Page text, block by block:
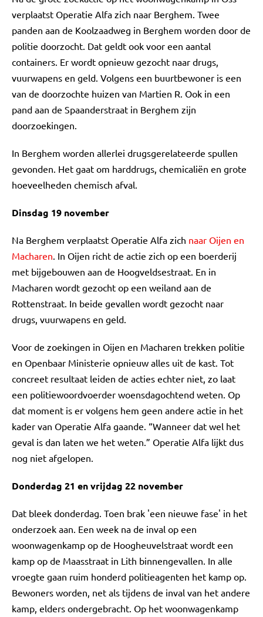
verplaatst Operatie Alfa zich naar Berghem. Twee
panden aan de Koolzaadweg in Berghem worden door de
politie doorzocht. Dat geldt ook voor een aantal
containers. Er wordt opnieuw gezocht naar drugs,
vuurwapens en geld. Volgens een buurtbewoner is een
van de doorzochte huizen van Martien R. Ook in een
pand aan de Spaanderstraat in Berghem zijn
doorzoekingen.
In Berghem worden allerlei drugsgerelateerde spullen
gevonden. Het gaat om harddrugs, chemicaliën en grote
hoeveelheden chemisch afval.
Dinsdag 19 november
Na Berghem verplaatst Operatie Alfa zich naar Oijen en
Macharen . In Oijen richt de actie zich op een boerderij
met bijgebouwen aan de Hoogveldsestraat. En in
Macharen wordt gezocht op een weiland aan de
Rottenstraat. In beide gevallen wordt gezocht naar
drugs, vuurwapens en geld.
Voor de zoekingen in Oijen en Macharen trekken politie
en Openbaar Ministerie opnieuw alles uit de kast. Tot
concreet resultaat leiden de acties echter niet, zo laat
een politiewoordvoerder woensdagochtend weten. Op
dat moment is er volgens hem geen andere actie in het
kader van Operatie Alfa gaande. “Wanneer dat wel het
geval is dan laten we het weten.” Operatie Alfa lijkt dus
nog niet afgelopen.
Donderdag 21 en vrijdag 22 november
Dat bleek donderdag. Toen brak 'een nieuwe fase' in het
onderzoek aan. Een week na de inval op een
woonwagenkamp op de Hoogheuvelstraat wordt een
kamp op de Maasstraat in Lith binnengevallen. In alle
vroegte gaan ruim honderd politieagenten het kamp op.
Bewoners worden, net als tijdens de inval van het andere
kamp, elders ondergebracht. Op het woonwagenkamp